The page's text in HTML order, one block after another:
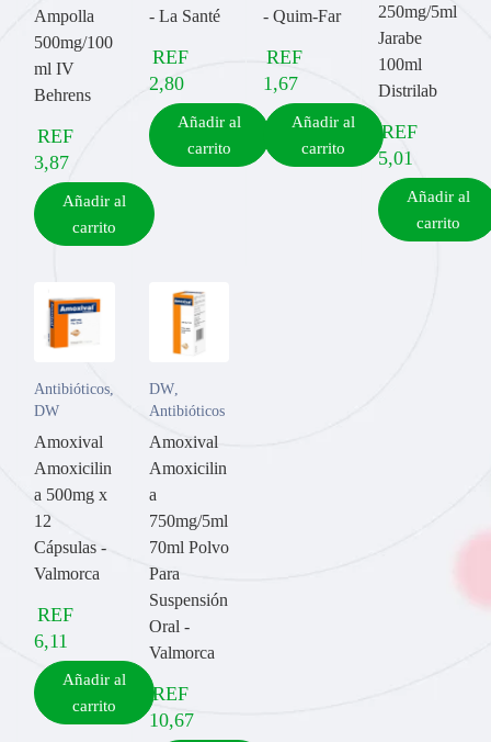
Ampolla
500mg/100
ml IV
Behrens
REF
3,87
Añadir al
carrito
- La Santé
REF
2,80
Añadir al
carrito
- Quim-Far
REF
1,67
Añadir al
carrito
250mg/5ml
Jarabe
100ml
Distrilab
REF
5,01
Añadir al
carrito
Antibióticos,
DW
Amoxival
Amoxicilin
a 500mg x
12
Cápsulas -
Valmorca
REF
6,11
Añadir al
carrito
DW,
Antibióticos
Amoxival
Amoxicilin
a
750mg/5ml
70ml Polvo
Para
Suspensión
Oral -
Valmorca
REF
10,67